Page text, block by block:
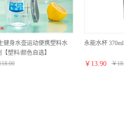
健身水壶运动便携塑料水
塑料/颜色自选】
永能水杯 370ml
￥ 13.90 ￥